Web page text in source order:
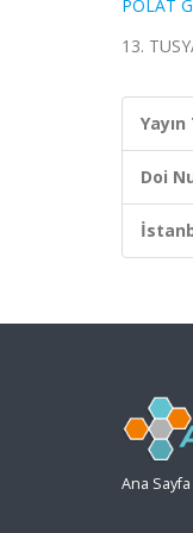
POLAT
13.
Doi
Ana Sayfa